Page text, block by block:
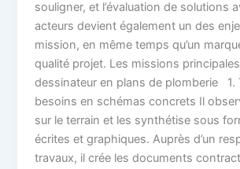
souligner, et l’évaluation de solutions
acteurs devient également un des
mission, en même temps qu’un
qualité projet. Les missions
dessinateur en plans de plomberie 1.
besoins en schémas concrets Il
sur le terrain et les synthétise sous
écrites et graphiques. Auprès d’un
travaux, il crée les documents